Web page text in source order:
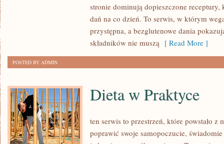
stronie dominują dopieszczone receptury,
dań na co dzień. To serwis, w którym
przystępna, a bezglutenowe dania
składników nie muszą [ Read More ]
POSTED BY ADMIN
Dieta w Praktyce
ten serwis to przestrzeń, które powstało z
poprawić swoje samopoczucie,